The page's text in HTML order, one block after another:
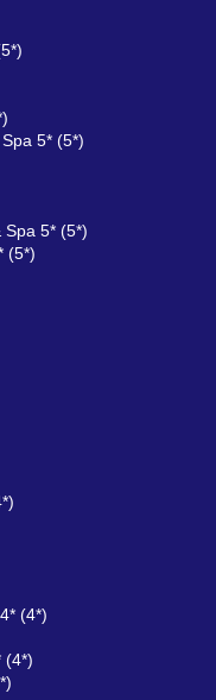
5* (5*)
Spa 5* (5*)
(5*)
(4*)
(4*)